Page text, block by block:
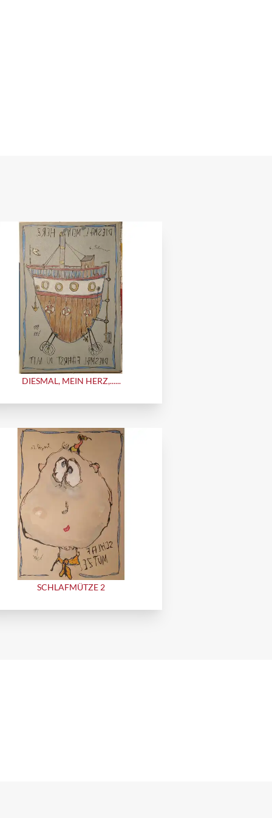
DIESMAL, MEIN HERZ,......
SCHLAFMÜTZE 2